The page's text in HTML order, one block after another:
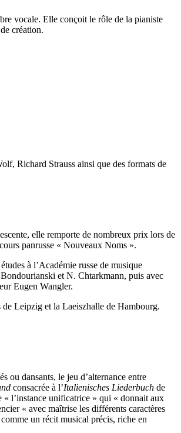
vocale. Elle conçoit le rôle de la pianiste
création.
Richard Strauss ainsi que des formats de
elle remporte de nombreux prix lors de
panrusse « Nouveaux Noms ».
à l’Académie russe de musique
et N. Chtarkmann, puis avec
Eugen Wangler.
de Leipzig et la Laeiszhalle de Hambourg.
ou dansants, le jeu d’alternance entre
consacrée à l’Italienisches Liederbuch de
l’instance unificatrice » qui « donnait aux
« avec maîtrise les différents caractères
un récit musical précis, riche en